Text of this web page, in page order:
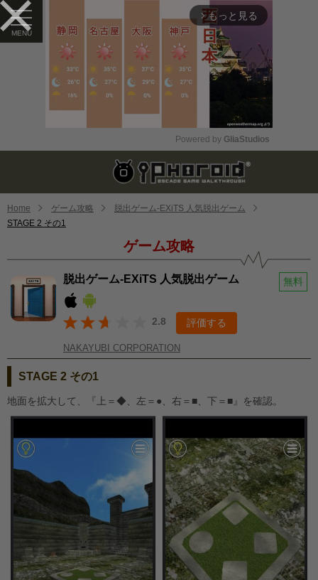
arrow_forward_ios もっと見る
Mute
Powered by GliaStudios
Home ゲーム攻略
脱出ゲーム-EXiTS 人気脱出ゲーム
STAGE 2 その1
ゲーム攻略
脱出ゲーム-EXiTS 人気脱出ゲーム 無料
2.8 評価する
NAKAYUBI CORPORATION
STAGE 2 その1
地面を拡大して、『上＝◆、左＝●、右＝■、下＝■』を確認。